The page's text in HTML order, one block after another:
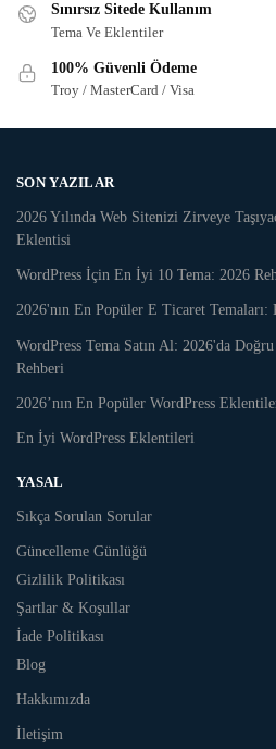
Sınırsız Sitede Kullanım
Tema Ve Eklentiler
100% Güvenli Ödeme
Troy / MasterCard / Visa
SON YAZILAR
2026 Yılında Web Sitenizi Zirveye
Eklentisi
WordPress İçin En İyi 10 Tema: 2026
2026'nın En Popüler E Ticaret Temaları:
WordPress Tema Satın Al: 2026'da
Rehberi
2026’nın En Popüler WordPress
En İyi WordPress Eklentileri
YASAL
Sıkça Sorulan Sorular
Güncelleme Günlüğü
Gizlilik Politikası
Şartlar & Koşullar
İade Politikası
Blog
Hakkımızda
İletişim